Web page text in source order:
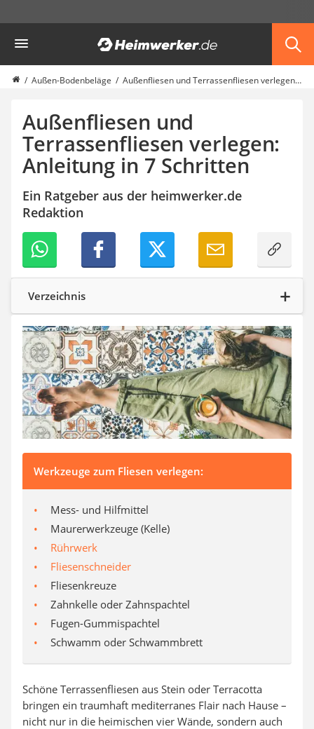
Garten
Akku-Laubsauger
Faltpavillon
Schlauchtrommel
Solar-Lichterkette außen
Teleskopleiter
Ameisengift
Pavillon
Sichtschutzstreifen
Akku-Laubbläser
Koifutter
Kassettenmarkise
Bosch-Heckenschere
Stihl-Laubbläser
Minidumper
Außen-Bodenbeläge Außenfliesen und Terrassenfliesen verlegen: Anleitung in 7 Schritten
Außenfliesen und
Terrassenfliesen verlegen:
Anleitung in 7 Schritten
Ein Ratgeber aus der heimwerker.de
Redaktion
Verzeichnis
Werkzeuge zum Fliesen verlegen:
Mess- und Hilfmittel
Maurerwerkzeuge (Kelle)
Rührwerk
Fliesenschneider
Fliesenkreuze
Zahnkelle oder Zahnspachtel
Fugen-Gummispachtel
Schwamm oder Schwammbrett
Schöne Terrassenfliesen aus Stein oder Terracotta
bringen ein traumhaft mediterranes Flair nach Hause –
nicht nur in die heimischen vier Wände, sondern auch